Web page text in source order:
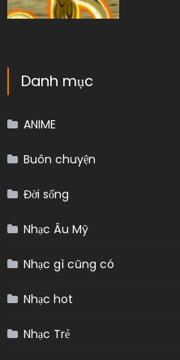
Danh mục
ANIME
Buôn chuyện
Đời sống
Nhạc Âu Mỹ
Nhạc gì cũng có
Nhạc hot
Nhạc Trẻ